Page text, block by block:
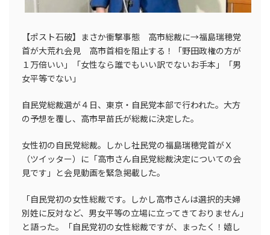
【ポスト石破】まさか衝撃事態 高市総裁に→福島瑞穂党
首が大荒れ会見 高市首相を阻止する！「野田政権の方が
１万倍いい」「女性なら誰でもいい訳でないお手本」「男
女平等でない」
自民党総裁選が４日、東京・自民党本部で行われた。大方
の予想を覆し、高市早苗氏が総裁に決定した。
女性初の自民党総裁。しかし社民党の福島瑞穂党首がＸ
（ツイッター）に「高市さん自民党総裁決定についての会
見です」と会見動画を緊急掲載した。
「自民党初の女性総裁です。しかし高市さんは選択的夫婦
別姓に反対など、男女平等の立場に立ってきておりません」
と語った。「自民党初の女性総裁ですが、まったく！嬉し